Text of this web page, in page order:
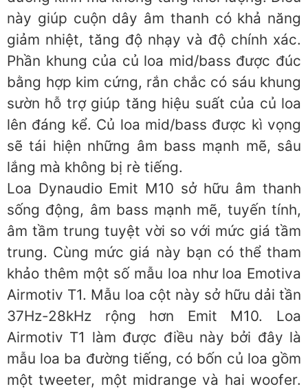
này giúp cuộn dây âm thanh có khả năng
giảm nhiệt, tăng độ nhạy và độ chính xác.
Phần khung của củ loa mid/bass được đúc
bằng hợp kim cứng, rắn chắc có sáu khung
sườn hỗ trợ giúp tăng hiệu suất của củ loa
lên đáng kể. Củ loa mid/bass được kì vọng
sẽ tái hiện những âm bass mạnh mẽ, sâu
lắng mà không bị rè tiếng.
Loa Dynaudio Emit M10 sở hữu âm thanh
sống động, âm bass mạnh mẽ, tuyến tính,
âm tầm trung tuyệt vời so với mức giá tầm
trung. Cùng mức giá này bạn có thể tham
khảo thêm một số mẫu loa như loa Emotiva
Airmotiv T1. Mẫu loa cột này sở hữu dải tần
37Hz-28kHz rộng hơn Emit M10. Loa
Airmotiv T1 làm được điều này bởi đây là
mẫu loa ba đường tiếng, có bốn củ loa gồm
một tweeter, một midrange và hai woofer.